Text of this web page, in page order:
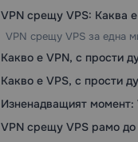
VPN срещу VPS: Каква
VPN срещу VPS за една
Какво е VPN, с прости
Какво е VPS, с прости
Изненадващият момент:
VPN срещу VPS рамо